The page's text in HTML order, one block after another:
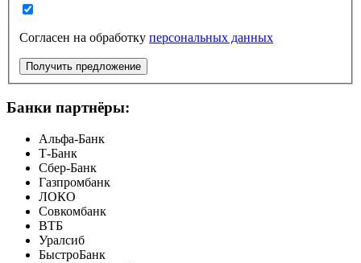
Согласен на обработку персональных данных
Получить предложение
Банки партнёры:
Альфа-Банк
Т-Банк
Сбер-Банк
Газпромбанк
ЛОКО
Совкомбанк
ВТБ
Уралсиб
БыстроБанк